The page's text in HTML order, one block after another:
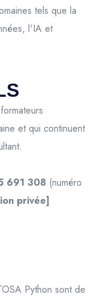
tels que la
l'IA et
et qui continuent
691 308 (numéro
privée]
Python sont de